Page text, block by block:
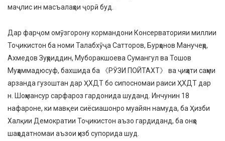
маҷлис ин масъалаҳои ҷорӣ буд.
Дар фарҷом омӯзгорону кормандони Консерваторияи миллии
Тоҷикистон ба номи Талабхӯҷа Сатторов, Бурҳонов Манучеҳр,
Ахмедов Зуҳриддин, Муборакшоева Сумангул ва Тошов
Муҳаммадюсуф, бахшида ба 《РӮЗИ ПОЙТАХТ》 ва ҷиҳати саҳми
арзанда гузоштан дар ҲХДТ бо сипосномаи раиси ҲХДТ дар
н. Шоҳмансур сарфароз гардонида шуданд. Инчунин 18
нафароне, ки мавқеи сиёсиашонро муайян намуда, ба Ҳизби
Халқии Демократии Тоҷикистон аъзо гардиданд, ба онҳо
шаҳодатномаи аъзои ҳизб супорида шуд.